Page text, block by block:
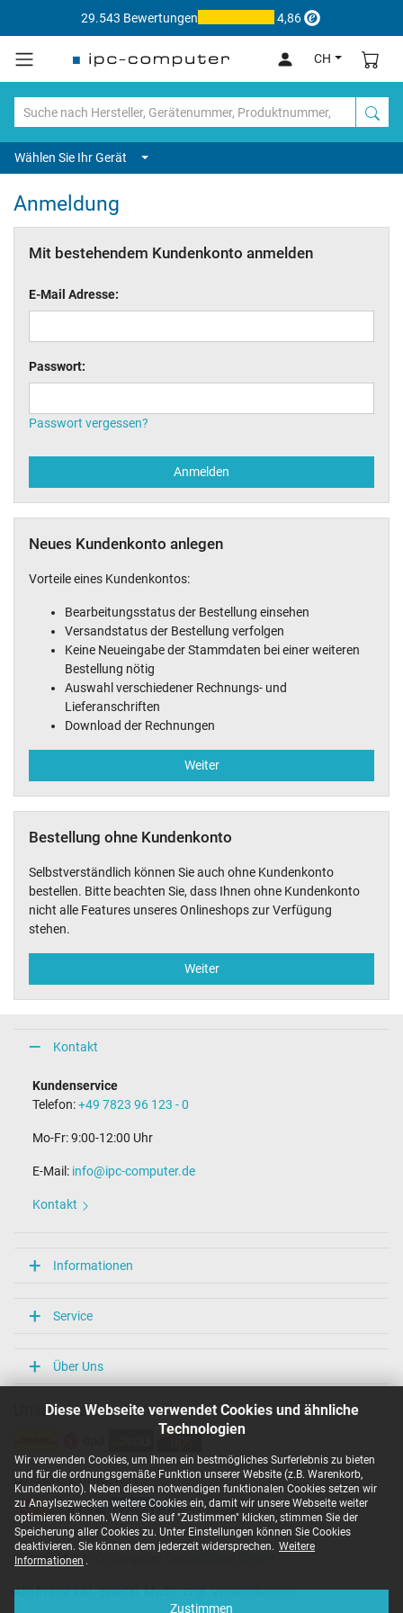
Diese Webseite verwendet Cookies und ähnliche
Technologien
Wir verwenden Cookies, um Ihnen ein bestmögliches Surferlebnis zu bieten
und für die ordnungsgemäße Funktion unserer Website (z.B. Warenkorb,
Kundenkonto). Neben diesen notwendigen funktionalen Cookies setzen wir
zu Anaylsezwecken weitere Cookies ein, damit wir unsere Webseite weiter
optimieren können. Wenn Sie auf "Zustimmen" klicken, stimmen Sie der
Speicherung aller Cookies zu. Unter Einstellungen können Sie Cookies
deaktivieren. Sie können dem jederzeit widersprechen. Weitere
Informationen .
Zustimmen
29.543 Bewertungen 4,86
CH
Wählen Sie Ihr Gerät
Anmeldung
Mit bestehendem Kundenkonto anmelden
E-Mail Adresse:
Passwort:
Passwort vergessen?
Anmelden
Neues Kundenkonto anlegen
Vorteile eines Kundenkontos:
Bearbeitungsstatus der Bestellung einsehen
Versandstatus der Bestellung verfolgen
Keine Neueingabe der Stammdaten bei einer weiteren
Bestellung nötig
Auswahl verschiedener Rechnungs- und
Lieferanschriften
Download der Rechnungen
Weiter
Bestellung ohne Kundenkonto
Selbstverständlich können Sie auch ohne Kundenkonto
bestellen. Bitte beachten Sie, dass Ihnen ohne Kundenkonto
nicht alle Features unseres Onlineshops zur Verfügung
stehen.
Weiter
Kontakt
Kundenservice
Telefon:+49 7823 96 123 - 0
Mo-Fr: 9:00-12:00 Uhr
E-Mail: info@ipc-computer.de
Kontakt
Informationen
Service
Über Uns
Unsere Versandarten
Unsere Zahlarten
Copyright ©
Alle Preise inkl. gesetzl. MwSt. zzgl. Versandkosten